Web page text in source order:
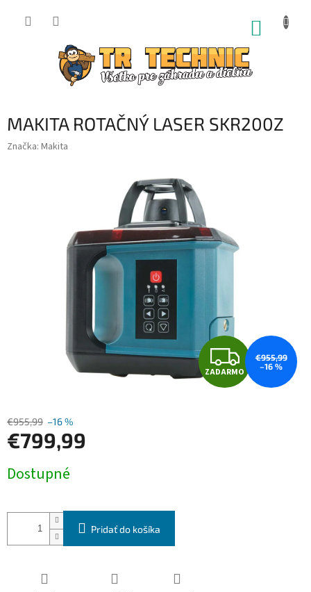
MAKITA ROTAČNÝ LASER SKR200Z
Značka: Makita
Z
A
ZADARMO
€955,99
–16 %
€955,99 –16 %
€799,99
cena:
Dostupné
Pridať do košíka